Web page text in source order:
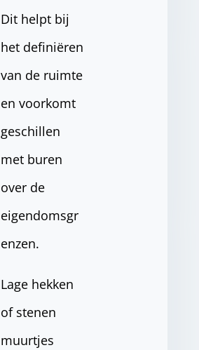
Dit helpt bij
het definiëren
van de ruimte
en voorkomt
geschillen
met buren
over de
eigendomsgr
enzen.
Lage hekken
of stenen
muurtjes